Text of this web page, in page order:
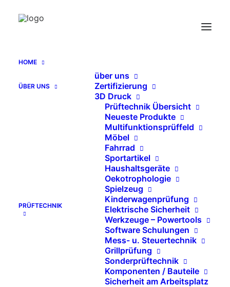
HOME
ÜBER UNS
über uns
Zertifizierung
3D Druck
PRÜFTECHNIK
Prüftechnik Übersicht
Neueste Produkte
Multifunktionsprüffeld
Möbel
Fahrrad
Sportartikel
Haushaltsgeräte
Oekotrophologie
Spielzeug
Kinderwagenprüfung
Elektrische Sicherheit
Werkzeuge – Powertools
Software Schulungen
Mess- u. Steuertechnik
Grillprüfung
Sonderprüftechnik
Komponenten / Bauteile
Sicherheit am Arbeitsplatz
Bieber® Prüfmittel zur
Haushaltswarenprüfung
Home
Archive by Category "Bieber® Prüfmittel zur
Haushaltswarenprüfung"
   KATALOG EN (PDF)